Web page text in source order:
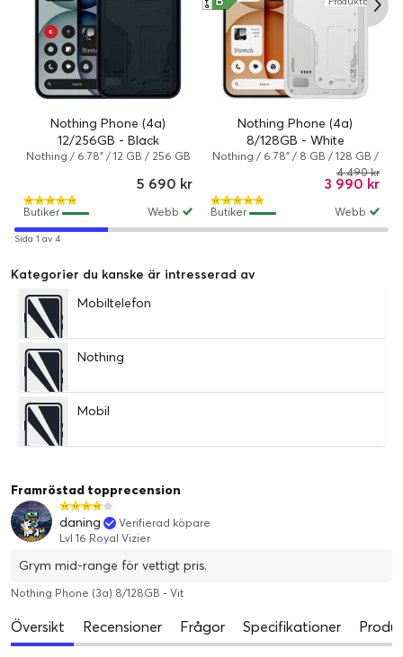
Nothing Phone (4a)
12/256GB - Black
Nothing / 6.78" / 12 GB / 256 GB
(baseras på Android 16) / Svart
5 690 kr
Webb
Butiker
Nothing Phone (4a)
8/128GB - White
Nothing / 6.78" / 8 GB / 128 GB /
Dual-SIM / Nothing OS 4.1
(baseras på Android 16) / Vit
G
3 990 kr
4 490 kr
Webb
Butiker
Sida 1 av 4
Kategorier du kanske är intresserad av
Mobiltelefon
Nothing
Mobil
Framröstad topprecension
daning
Verifierad köpare
Lvl 16 Royal Vizier
Grym mid-range för vettigt pris.
Nothing Phone (3a) 8/128GB - Vit
Översikt Recensioner Frågor Specifikationer